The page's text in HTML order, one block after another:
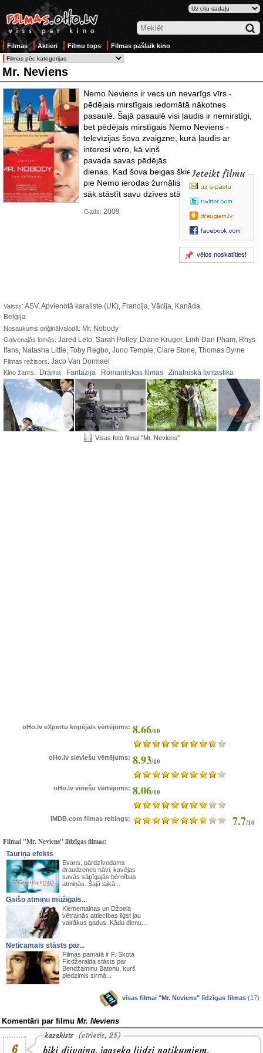
Filmas Aktieri Filmu tops Filmas pašlaik kino
Mr. Neviens
Nemo Neviens ir vecs un nevarīgs vīrs -
pēdējais mirstīgais iedomātā nākotnes
pasaulē. Šajā pasaulē visi ļaudis ir nemirstīgi,
bet pēdējais mirstīgais Nemo Neviens -
televīzijas šova zvaigzne, kurā ļaudis ar
interesivēro, kā viņš
pavada savas pēdējās
dienas. Kad šova beigas šķiet pavisam tuvu,
pie Nemo ierodas žurnālists, kam vecais vīrs
sāk stāstīt savu dzīves stāstu.
Ieteikt filmu
vēlos noskatīties!
Gads: 2009
Valstis: ASV, Apvienotā karaliste (UK), Francija, Vācija, Kanāda,
Beļģija
Nosaukums oriģinālvalodā: Mr. Nobody
Galvenajās lomās: Jared Leto, Sarah Polley, Diane Kruger, Linh Dan Pham, Rhys
Ifans, Natasha Little, Toby Regbo, Juno Temple, Clare Stone, Thomas Byrne
Filmas režisors: Jaco Van Dormael
Kino žanrs: Drāma Fantāzija Romantiskas filmas Zinātniskā fantastika
Visas foto filmai "Mr. Neviens"
oHo.lv eXpertu kopējais vērtējums: 8.66/10
oHo.lv sieviešu vērtējums: 8.93/10
oHo.lv vīriešu vērtējums: 8.06/10
IMDB.com filmas reitings: 7.7/10
Filmai "Mr. Neviens" līdzīgas filmas:
Tauriņa efekts
Evans, pārdzīvodams
draudzenes nāvi, kavējas
savās sāpīgajās bērnības
atmiņās. Šajā laikā...
Gaišo atmiņu mūžīgais...
Klementainas un Džoela
vētrainās attiecības ilgst jau
vairākus gadus. Kādu dienu...
Neticamais stāsts par...
Filmas pamatā ir F. Skota
Ficdžeralda stāsts par
Bendžaminu Batonu, kurš
piedzimis sirmā...
visas filmai "Mr. Neviens" līdzīgas filmas (17)
Komentāri par filmu Mr. Neviens
6
kazakists (vīrietis, 25)
biki diivaina. jaaseko liidzi notikumiem.